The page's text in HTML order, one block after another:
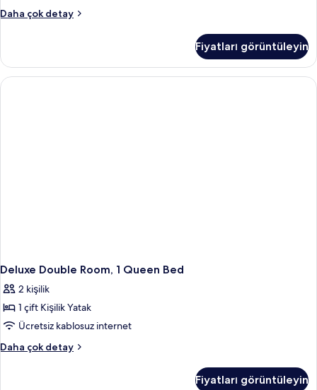
Daha çok detay
Deluxe
fazla
detay
Fiyatları görüntüleyin
Deluxe Double Room, 1 Queen Bed
2 kişilik
1 çift Kişilik Yatak
Ücretsiz kablosuz internet
Daha çok detay
Deluxe
Fiyatları görüntüleyin